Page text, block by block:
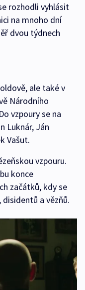
rozhodli vyhlásit
na mnoho dní
dvou týdnech
ale také v
Národního
vzpoury se na
Luknár, Ján
Vašut.
vzpouru.
konce
začátků, kdy se
a vězňů.